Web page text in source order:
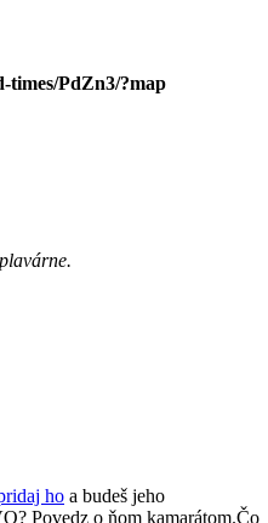
times/PdZn3/?map
ho a budeš jeho
Povedz o ňom kamarátom.Čo